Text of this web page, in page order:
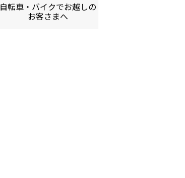
自転車・バイクでお越しの
お客さまへ